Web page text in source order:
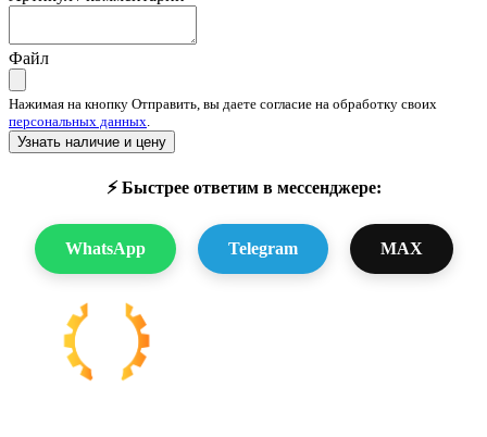
Файл
Нажимая на кнопку Отправить, вы даете согласие на обработку своих
персональных данных.
Узнать наличие и цену
⚡ Быстрее ответим в мессенджере:
WhatsApp Telegram MAX